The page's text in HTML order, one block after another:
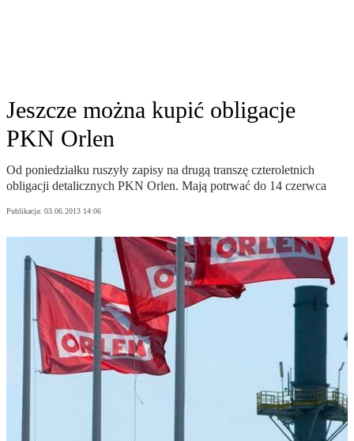
Jeszcze można kupić obligacje
PKN Orlen
Od poniedziałku ruszyły zapisy na drugą transzę czteroletnich
obligacji detalicznych PKN Orlen. Mają potrwać do 14 czerwca
Publikacja: 03.06.2013 14:06